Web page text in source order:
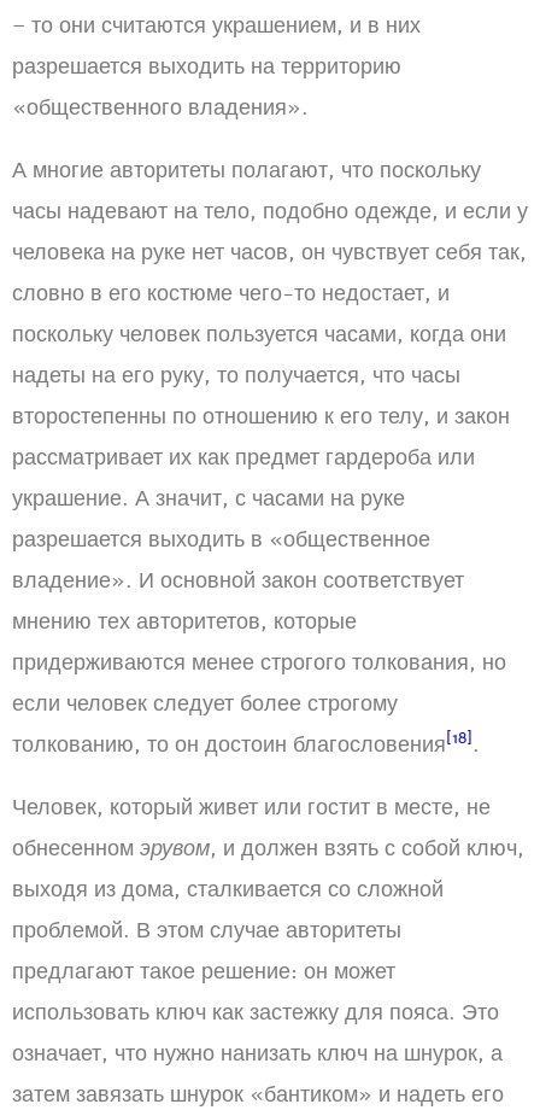
– то они считаются украшением, и в них
разрешается выходить на территорию
«общественного владения».
А многие авторитеты полагают, что поскольку
часы надевают на тело, подобно одежде, и если у
человека на руке нет часов, он чувствует себя так,
словно в его костюме чего-то недостает, и
поскольку человек пользуется часами, когда они
надеты на его руку, то получается, что часы
второстепенны по отношению к его телу, и закон
рассматривает их как предмет гардероба или
украшение. А значит, с часами на руке
разрешается выходить в «общественное
владение». И основной закон соответствует
мнению тех авторитетов, которые
придерживаются менее строгого толкования, но
если человек следует более строгому
толкованию, то он достоин благословения[18] .
Человек, который живет или гостит в месте, не
обнесенном эрувом, и должен взять с собой ключ,
выходя из дома, сталкивается со сложной
проблемой. В этом случае авторитеты
предлагают такое решение: он может
использовать ключ как застежку для пояса. Это
означает, что нужно нанизать ключ на шнурок, а
затем завязать шнурок «бантиком» и надеть его